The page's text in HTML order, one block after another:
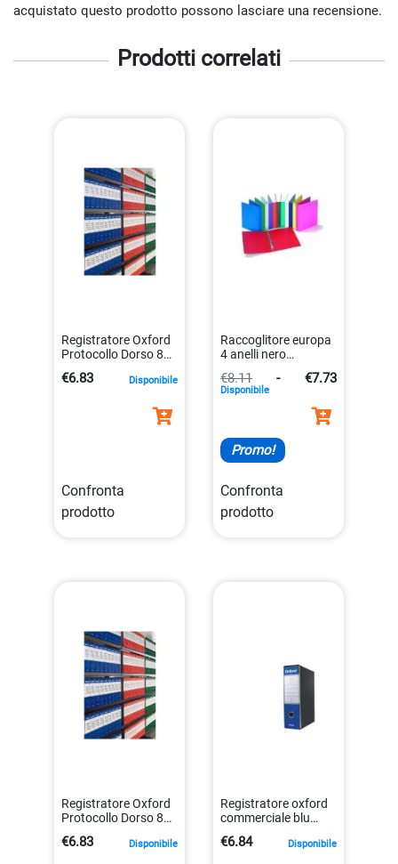
acquistato questo prodotto possono lasciare una recensione.
Prodotti correlati
Registratore Oxford
Protocollo Dorso 8
390785180
€6.83 Disponibile
Confronta
prodotto
Raccoglitore europa
4 anelli nero
diam50mm
8006779038550
€8.11 - €7.73
Disponibile
Promo!
Confronta
prodotto
Registratore Oxford
Protocollo Dorso 8
390785160
€6.83 Disponibile
Registratore oxford
commerciale blu
8004157743058
€6.84 Disponibile